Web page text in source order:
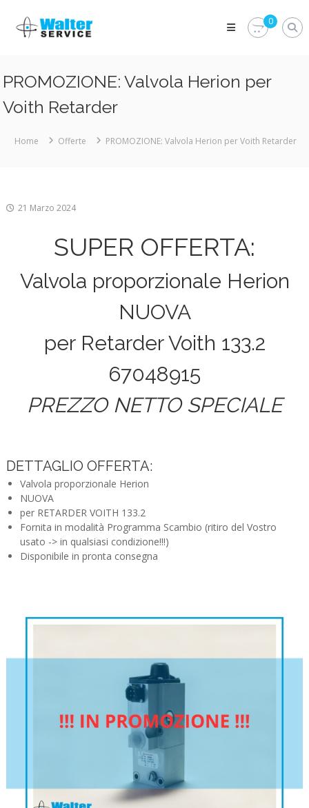
content
Walter
Service
parti
del
Vieni
0
PROMOZIONE: Valvola Herion per
Voith Retarder
Home Offerte PROMOZIONE: Valvola Herion per Voith Retarder
21 Marzo 2024
SUPER OFFERTA:
Valvola proporzionale Herion
NUOVA
per Retarder Voith 133.2
67048915
PREZZO NETTO SPECIALE
DETTAGLIO OFFERTA:
Valvola proporzionale Herion
NUOVA
per RETARDER VOITH 133.2
Fornita in modalità Programma Scambio (ritiro del Vostro
usato -> in qualsiasi condizione!!!)
Disponibile in pronta consegna